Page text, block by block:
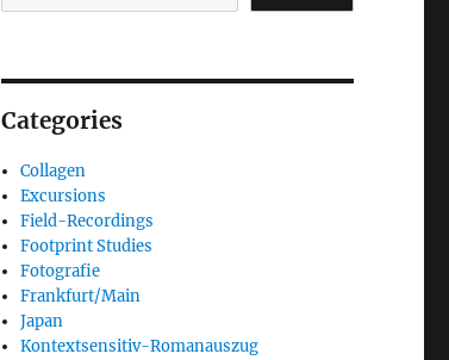
Categories
Collagen
Excursions
Field-Recordings
Footprint Studies
Fotografie
Frankfurt/Main
Japan
Kontextsensitiv-Romanauszug